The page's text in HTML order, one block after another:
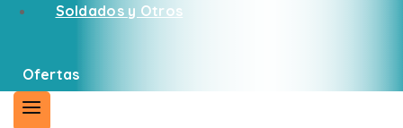
Soldados y Otros
Ofertas